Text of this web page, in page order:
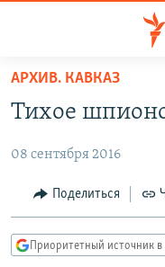
упрощенного
доступа
содержанию
Вернутся
АВТОРСКИЕ ПРОЕКТЫ
ЦИТАТЫ СВОБОДЫ
КУЛЬТУРА
АРХИВ. КАВКАЗ
Тихое
08 сентября 2016
Поделиться
Приоритетный источник в